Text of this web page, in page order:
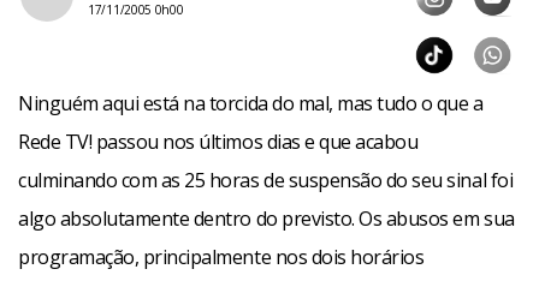
17/11/2005 0h00
Ninguém aqui está na torcida do mal, mas tudo o que a
Rede TV! passou nos últimos dias e que acabou
culminando com as 25 horas de suspensão do seu sinal foi
algo absolutamente dentro do previsto. Os abusos em sua
programação, principalmente nos dois horários